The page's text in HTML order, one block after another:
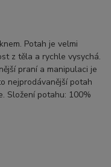
Potah je velmi
z těla a rychle vysychá.
praní a manipulaci je
nejprodávanější potah
Složení potahu: 100%